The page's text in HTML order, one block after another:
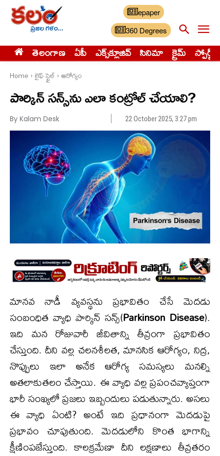
epaper
360 Degrees
తెలంగాణ ఏపీ ఎక్స్‌క్లూజివ్‌ సినిమా క్రైమ్ స్పోర్ట్స్
Home లైఫ్ స్టైల్ ఆరోగ్యం
పార్కిన్ సన్స్‌ను ఎలా కంట్రోల్ చేయాలి?
By Kalam Desk 22 October 2025, 3:27 pm
మానవ నాడీ వ్యవస్థను ప్రభావితం చేసే మెదడు
సంబంధిత వ్యాధి పార్కిన్ సన్స్(Parkinson Disease).
ఇది మన రోజువారీ జీవితాన్ని తీవ్రంగా ప్రభావితం
చేస్తుంది. దీని వల్ల చలనశీలత, మానసిక ఆరోగ్యం, నిద్ర,
నొప్పులు ఇలా అనేక ఆరోగ్య సమస్యలు మనల్ని
అతలాకుతలం చేస్తాయి. ఈ వ్యాధి వల్ల ప్రపంచవ్యాప్తంగా
భారీ సంఖ్యలో ప్రజలు ఇబ్బందులు పడుతున్నారు. అసలు
ఈ వ్యాధి ఏంటి? అంటే ఇది ప్రధానంగా మెదడుపై
ప్రభావం చూపుతుంది. మెదడులోని కొంత భాగాన్ని
క్షీణింపజేస్తుంది. కాలక్రమేణా దీని లక్షణాలు తీవ్రతరం